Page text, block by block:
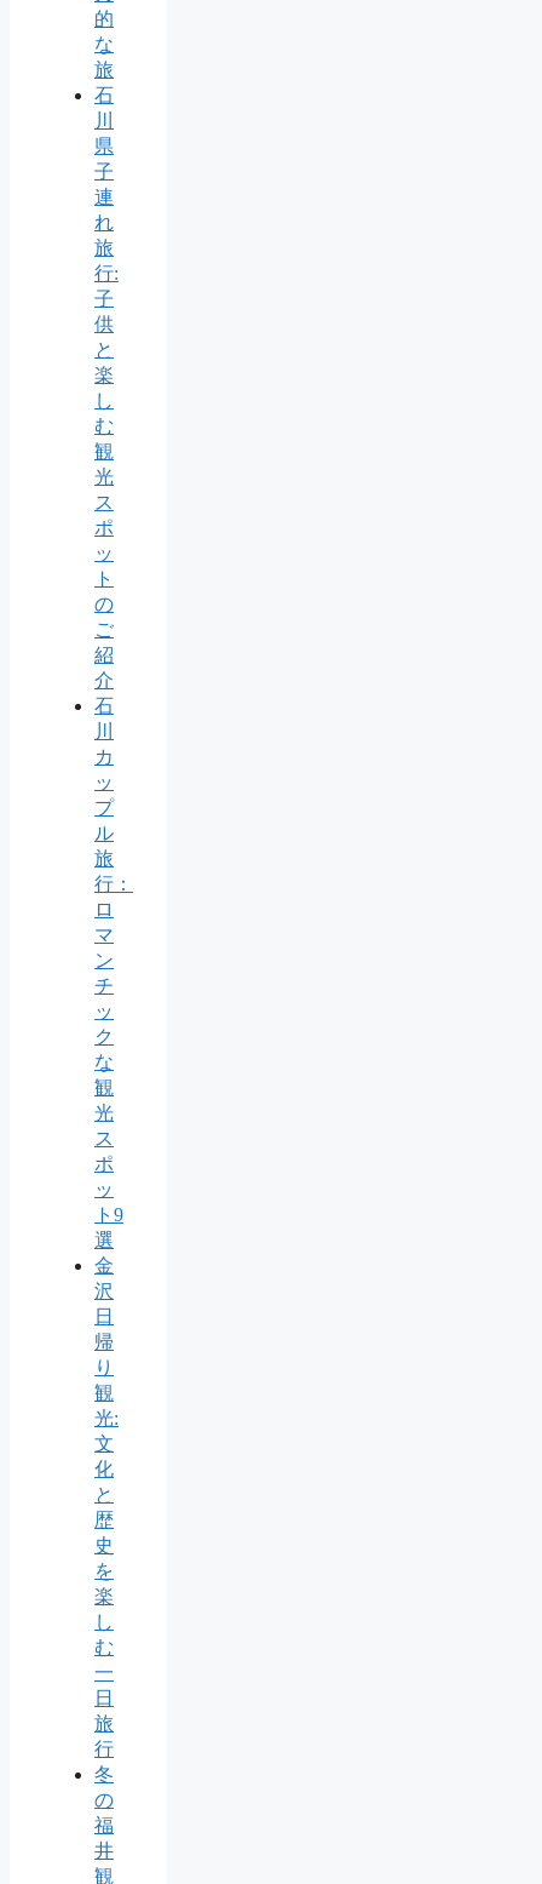
的
な
旅
石
川
県
子
連
れ
旅
行:
子
供
と
楽
し
む
観
光
ス
ポ
ッ
ト
の
ご
紹
介
石
川
カ
ッ
プ
ル
旅
行：
ロ
マ
ン
チ
ッ
ク
な
観
光
ス
ポ
ッ
ト9
選
金
沢
日
帰
り
観
光:
文
化
と
歴
史
を
楽
し
む
一
日
旅
行
冬
の
福
井
観